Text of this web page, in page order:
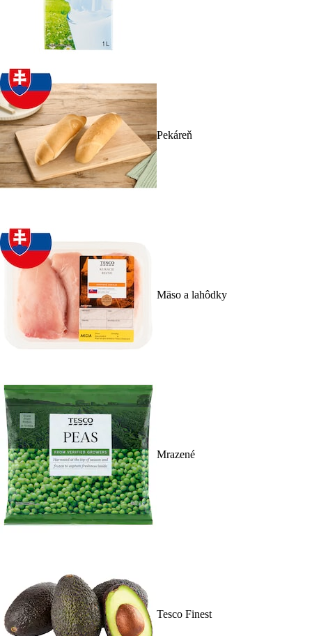
Pekáreň
Mäso a lahôdky
Mrazené
Tesco Finest